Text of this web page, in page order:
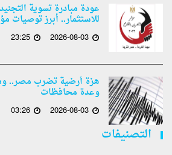
عودة مبادرة تسوية
للاستثمار.. أبرز توصيات
2026-08-03
23:25
هزة أرضية تضرب مصر..
وعدة محافظات
2026-08-03
03:26
التصنيفات